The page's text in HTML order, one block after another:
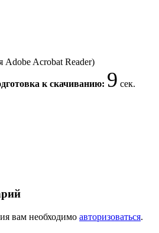
Adobe Acrobat Reader)
к скачиванию: 9 сек.
вам необходимо авторизоваться.